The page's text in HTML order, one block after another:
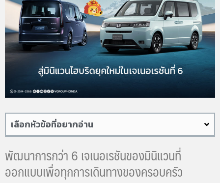
เลือกหัวข้อที่อยากอ่าน
พัฒนาการกว่า 6 เจเนอเรชันของมินิแวนที่
ออกแบบเพื่อทุกการเดินทางของครอบครัว